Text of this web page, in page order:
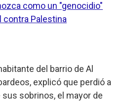
como un "genocidio"
contra Palestina
del barrio de Al
explicó que perdió a
sobrinos, el mayor de